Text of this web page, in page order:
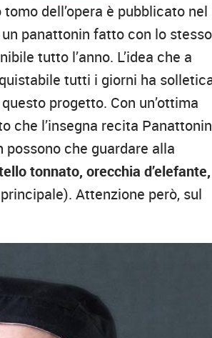
dell’opera è pubblicato nel
panattonin fatto con lo stesso
tutto l’anno. L’idea che a
tutti i giorni ha
progetto. Con un’ottima
che l’insegna recita
che guardare alla
tonnato, orecchia d’elefante,
Attenzione però, sul